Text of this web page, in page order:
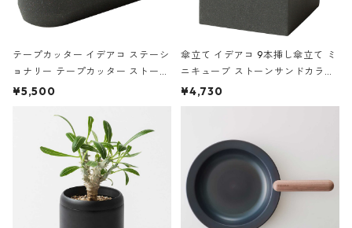
テープカッター イデアコ ステーシ
ョナリー テープカッター ストーン
サンドカラー 石調 ideaco Station
¥5,500
傘立て イデアコ 9本挿し傘立て ミ
ニキューブ ストーンサンドカラー
石調 ideaco Umbrella Stand CUB
E ストーンサンドブラック
¥4,730